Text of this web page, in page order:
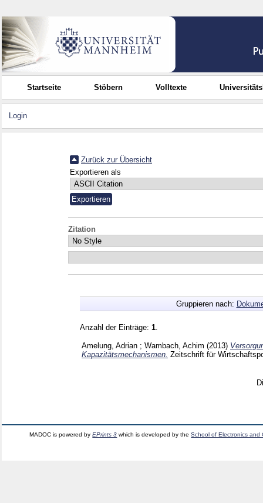
Startseite Stöbern Volltexte
Login
Zurück zur Übersicht
Exportieren als
Zitation
Gruppieren nach:
Anzahl der Einträge: 1
Amelung, Adrian ; Wambach, Achim (2013)
Kapazitätsmechanismen. Zeitschrift für
MADOC is powered byEPrints 3 which is developed by theSchool of Electronics and